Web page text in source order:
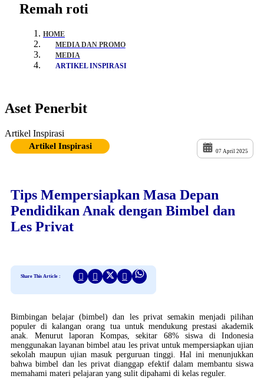
Remah roti
HOME
MEDIA DAN PROMO
MEDIA
ARTIKEL INSPIRASI
Aset Penerbit
Artikel Inspirasi
Artikel Inspirasi
07 April 2025
Tips Mempersiapkan Masa Depan
Pendidikan Anak dengan Bimbel dan
Les Privat
Share This Article :
Bimbingan belajar (bimbel) dan les privat semakin menjadi pilihan
populer di kalangan orang tua untuk mendukung prestasi akademik
anak. Menurut laporan Kompas, sekitar 68% siswa di Indonesia
menggunakan layanan bimbel atau les privat untuk mempersiapkan ujian
sekolah maupun ujian masuk perguruan tinggi. Hal ini menunjukkan
bahwa bimbel dan les privat dianggap efektif dalam membantu siswa
memahami materi pelajaran yang sulit dipahami di kelas reguler.